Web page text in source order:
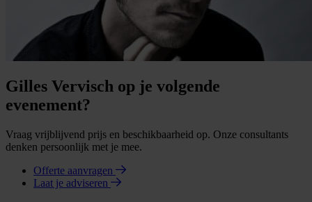
Gilles Vervisch op je volgende
evenement?
Vraag vrijblijvend prijs en beschikbaarheid op. Onze consultants
denken persoonlijk met je mee.
Offerte aanvragen
Laat je adviseren